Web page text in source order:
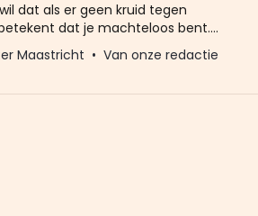
dat als er geen kruid tegen
dat je machteloos bent.
is geen kruid meer gewassen. Gif
Toen werd bedacht dat je
methode
Maastricht Van onze redactie